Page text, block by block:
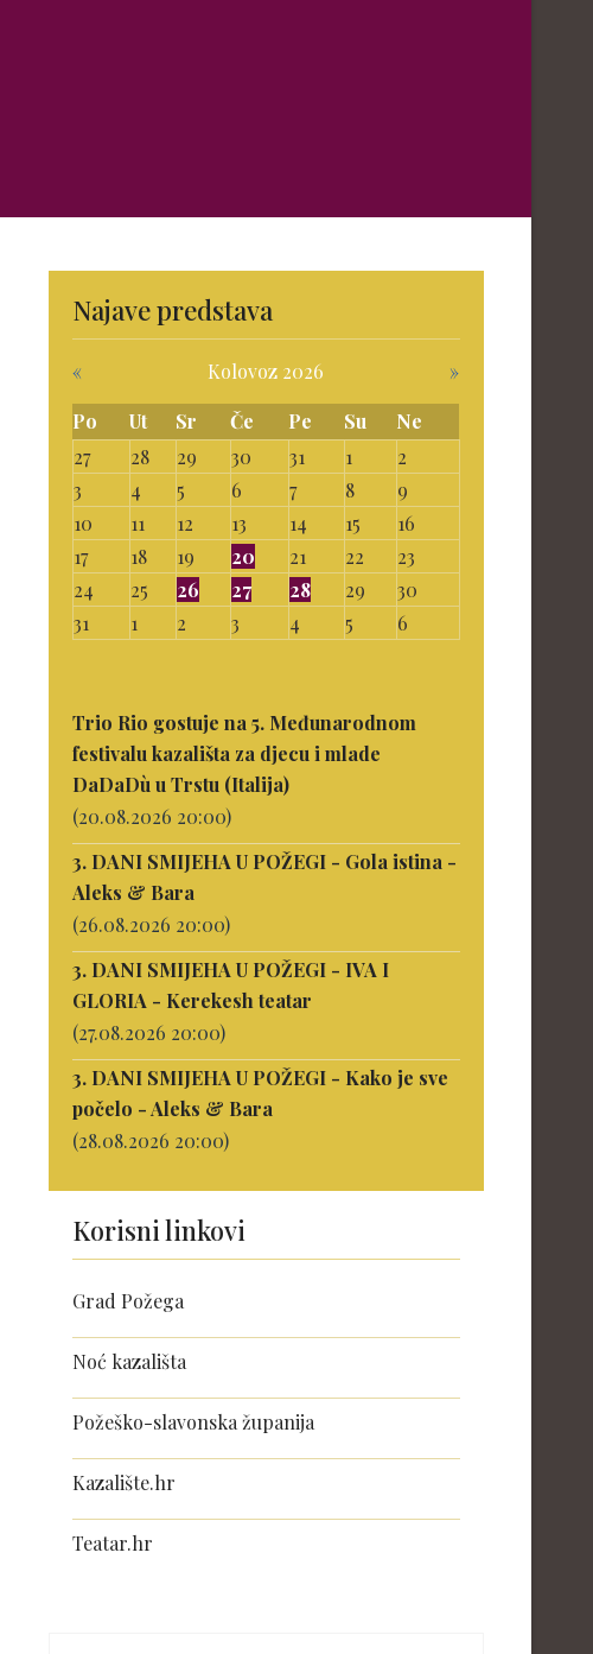
Najave predstava
« Kolovoz 2026
»
Po
Ut Sr Če Pe Su
Ne
27
28 29 30 31 1
2
3
4 5 6 7 8
9
10
11 12 13 14 15
16
17
18 19 20 21 22
23
24
25 26 27 28 29
30
31
1 2 3 4 5 6
Trio Rio gostuje na 5. Međunarodnom
festivalu kazališta za djecu i mlade
DaDaDù u Trstu (Italija)
(20.08.2026 20:00)
3. DANI SMIJEHA U POŽEGI - Gola istina -
Aleks & Bara
(26.08.2026 20:00)
3. DANI SMIJEHA U POŽEGI - IVA I
GLORIA - Kerekesh teatar
(27.08.2026 20:00)
3. DANI SMIJEHA U POŽEGI - Kako je sve
počelo - Aleks & Bara
(28.08.2026 20:00)
Korisni linkovi
Grad Požega
Noć kazališta
Požeško-slavonska županija
Kazalište.hr
Teatar.hr